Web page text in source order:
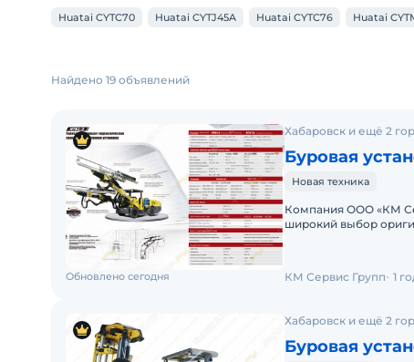
Huatai CYTC70 Huatai CYTJ45A Huatai CYTC76 Huatai
Найдено 19 объявлений
Хабаровск и ещё 2
Буровая
Новая техника
Компания ООО «КМ
широкий выбор
Обновлено сегодня КМ Сервис Групп 1
Хабаровск и ещё 2
Буровая